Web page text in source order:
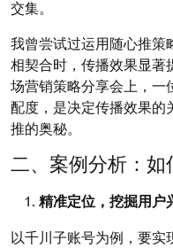
交集。
我曾尝试过运用随心推策
相契合时，传播效果显著
场营销策略分享会上，一
配度，是决定传播效果的
推的奥秘。
二、案例分析：如
精准定位，挖掘用户
以千川子账号为例，要实